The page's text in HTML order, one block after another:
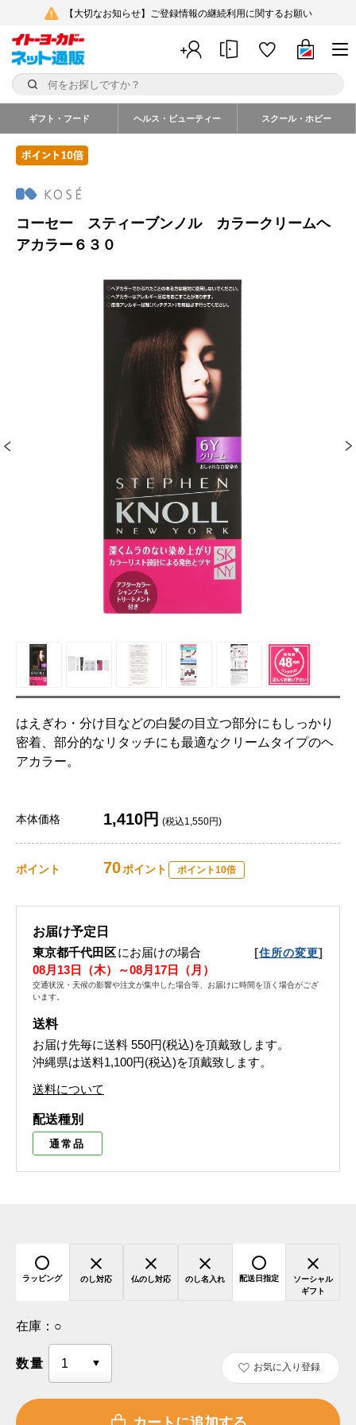
【大切なお知らせ】ご登録情報の継続利用に関するお願い
ギフト・フード ヘルス・ビューティー スクール・ホビー
コーセー スティーブンノル カラークリームヘ
アカラー６３０
はえぎわ・分け目などの白髪の目立つ部分にもしっかり
密着、部分的なリタッチにも最適なクリームタイプのヘ
アカラー。
本体価格 1,410円 (税込1,550円)
ポイント 70ポイント ポイント10倍
お届け予定日
東京都千代田区にお届けの場合 [住所の変更]
08月13日（木）～08月17日（月）
交通状況・天候の影響や注文が集中した場合等、お届けに時間を頂く場合がござ
います。
送料
お届け先毎に送料 550円(税込)を頂戴致します。
沖縄県は送料1,100円(税込)を頂戴致します。
送料について
配送種別
通常品
ラッピング のし対応 仏のし対応 のし名入れ 配送日指定
ソーシャル
ギフト
在庫： ○
数量 お気に入り登録